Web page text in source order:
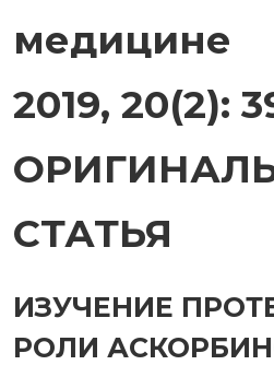
медицине
2019, 20(2):
СТАТЬЯ
ИЗУЧЕНИЕ
РОЛИ